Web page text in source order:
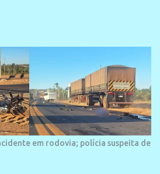
em rodovia; polícia suspeita de